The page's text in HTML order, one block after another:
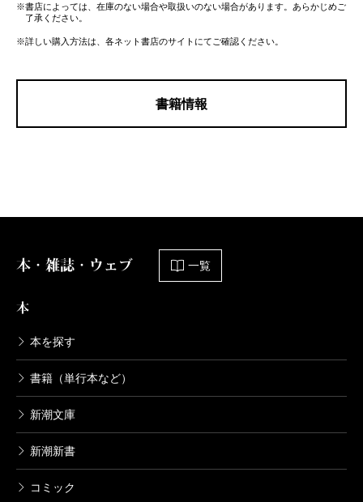
※書店によっては、在庫のない場合や取扱いのない場合があります。あらかじめご
了承ください。
※詳しい購入方法は、各ネット書店のサイトにてご確認ください。
書籍情報
本・雑誌・ウェブ 一覧
本
本を探す
書籍（単行本など）
新潮文庫
新潮新書
コミック